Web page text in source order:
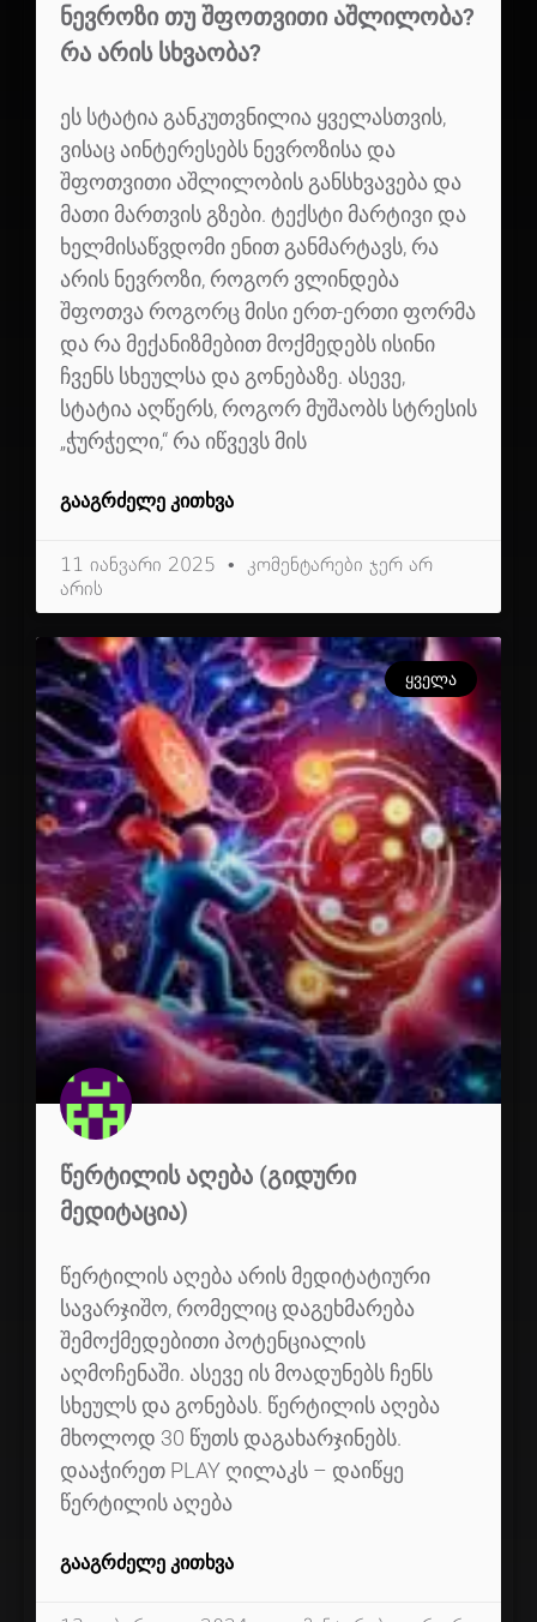
ᲜᲔᲕᲠᲝᲖᲘ ᲗᲣ ᲨᲤᲝᲗᲕᲘᲗᲘ ᲐᲨᲚᲘᲚᲝᲑᲐ?
ᲠᲐ ᲐᲠᲘᲡ ᲡᲮᲕᲐᲝᲑᲐ?
ეს სტატია განკუთვნილია ყველასთვის,
ვისაც აინტერესებს ნევროზისა და
შფოთვითი აშლილობის განსხვავება და
მათი მართვის გზები. ტექსტი მარტივი და
ხელმისაწვდომი ენით განმარტავს, რა
არის ნევროზი, როგორ ვლინდება
შფოთვა როგორც მისი ერთ-ერთი ფორმა
და რა მექანიზმებით მოქმედებს ისინი
ჩვენს სხეულსა და გონებაზე. ასევე,
სტატია აღწერს, როგორ მუშაობს სტრესის
„ჭურჭელი,“ რა იწვევს მის
ᲒᲐᲐᲒᲠᲫᲔᲚᲔ ᲙᲘᲗᲮᲕᲐ
11 იანვარი 2025
კომენტარები ჯერ არ
არის
ᲧᲕᲔᲚᲐ
ᲬᲔᲠᲢᲘᲚᲘᲡ ᲐᲦᲔᲑᲐ (ᲒᲘᲓᲣᲠᲘ
ᲛᲔᲓᲘᲢᲐᲪᲘᲐ)
წერტილის აღება არის მედიტატიური
სავარჯიშო, რომელიც დაგეხმარება
შემოქმედებითი პოტენციალის
აღმოჩენაში. ასევე ის მოადუნებს ჩენს
სხეულს და გონებას. წერტილის აღება
მხოლოდ 30 წუთს დაგახარჯინებს.
დააჭირეთ PLAY ღილაკს – დაიწყე
წერტილის აღება
ᲒᲐᲐᲒᲠᲫᲔᲚᲔ ᲙᲘᲗᲮᲕᲐ